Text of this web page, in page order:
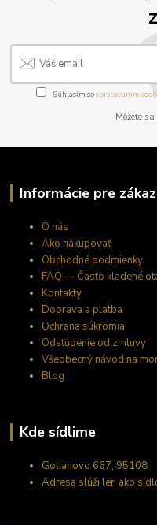
Súhlasím sospracovaním
Môžete
Informácie pre
O nás
Ako nakupovať
Obchodné podmienky
FAQ — Často kladené
Kontakty
Doprava a platba
Ochrana súkromia
Odstúpenie od zmluvy
Všeobecný návod na
Blog
Kde sídlime
Golianovo 667, 95108
Adresa slúži len ako